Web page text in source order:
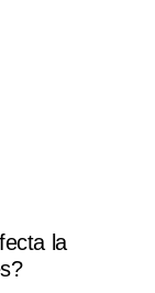
la